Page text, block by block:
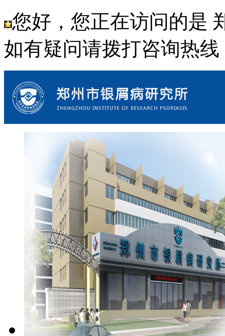
您好，您正在访问的是
如有疑问请拨打咨询热线